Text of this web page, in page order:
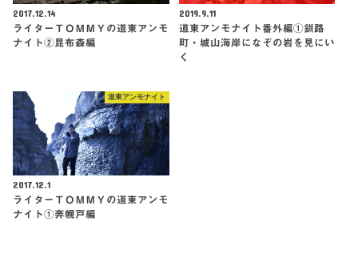
2017.12.14
ライターＴＯＭＭＹの道東アンモ
ナイト②昆布森編
2019.9.11
道東アンモナイト番外編①釧路
町・城山海岸になぞの岩を見にい
く
道東アンモナイト
2017.12.1
ライターＴＯＭＭＹの道東アンモ
ナイト①奔幌戸編